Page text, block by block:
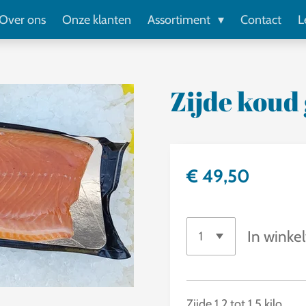
ons Onze klanten Assortiment Contact
Zijde
€ 49,50
In